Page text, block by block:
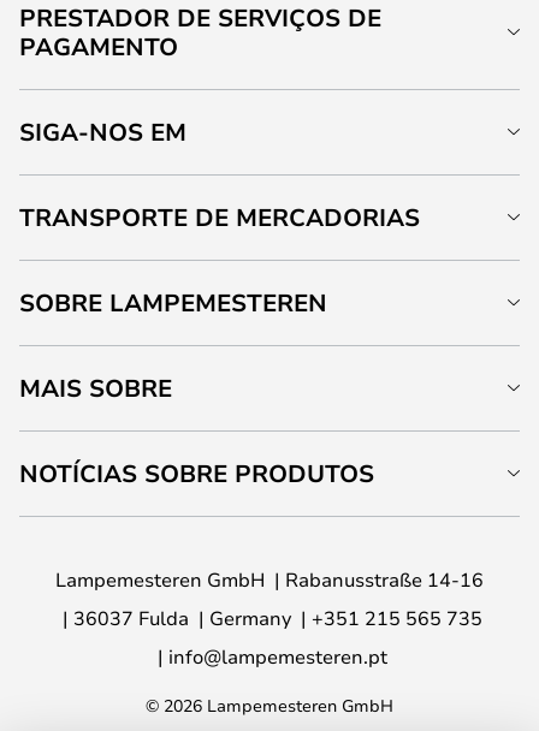
PRESTADOR DE SERVIÇOS DE
PAGAMENTO
SIGA-NOS EM
TRANSPORTE DE MERCADORIAS
SOBRE LAMPEMESTEREN
MAIS SOBRE
NOTÍCIAS SOBRE PRODUTOS
Lampemesteren GmbH
Rabanusstraße 14-16
36037 Fulda
Germany
+351 215 565 735
info@lampemesteren.pt
© 2026 Lampemesteren GmbH